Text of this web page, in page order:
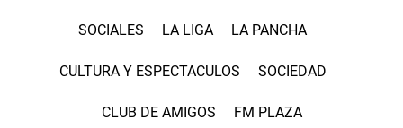
SOCIALES LA LIGA LA PANCHA
CULTURA Y ESPECTACULOS SOCIEDAD
CLUB DE AMIGOS FM PLAZA